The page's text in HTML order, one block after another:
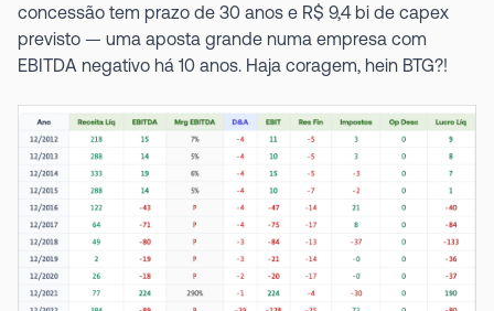
concessão tem prazo de 30 anos e R$ 9,4 bi de capex
previsto — uma aposta grande numa empresa com
EBITDA negativo há 10 anos. Haja coragem, hein BTG?!